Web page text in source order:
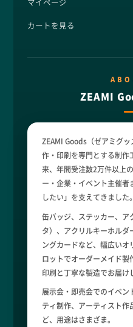
マイページ
カートを見る
ZEAMI
ZEAMI Goods（ゼアミグ
作・印刷を専門とする制
来、年間受注数2万件以上
ー・企業・イベント主催
したい」を支えてきました。
缶バッジ、ステッカー、ア
タ）、アクリルキーホルダ
ングカードなど、幅広い
ロットでオーダーメイド
印刷と丁寧な製造でお届け
展示会・即売会でのイベ
ティ制作、アーティスト
ど、用途はさまざま。